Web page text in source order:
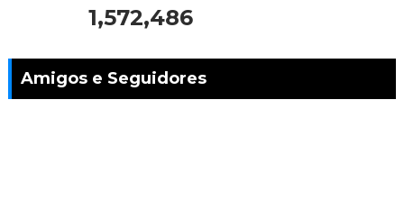
1,572,486
Amigos e Seguidores